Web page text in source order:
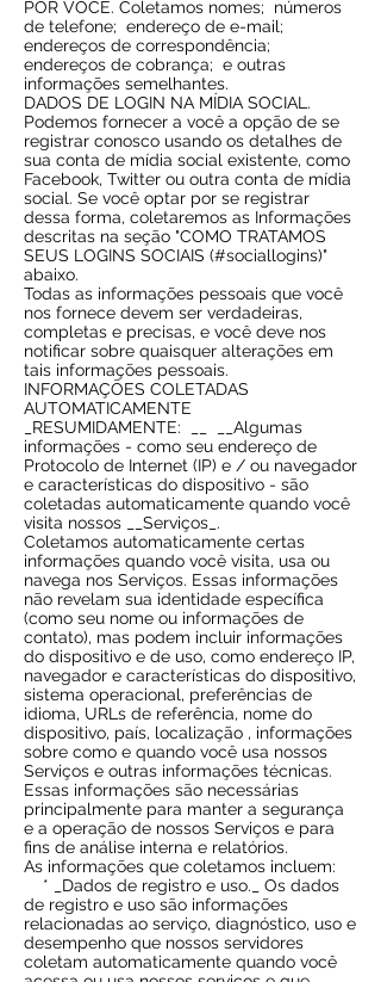
POR VOCÊ. Coletamos nomes;
números
de telefone; endereço de e-mail;
endereços de correspondência;
endereços de cobrança; e outras
informações semelhantes.
DADOS DE LOGIN NA MÍDIA SOCIAL.
Podemos fornecer a você a opção de se
registrar conosco usando os detalhes de
sua conta de mídia social existente, como
Facebook, Twitter ou outra conta de mídia
social. Se você optar por se registrar
dessa forma, coletaremos as Informações
descritas na seção "COMO TRATAMOS
SEUS LOGINS SOCIAIS (#sociallogins)"
abaixo.
Todas as informações pessoais que você
nos fornece devem ser verdadeiras,
completas e precisas, e você deve nos
notificar sobre quaisquer alterações em
tais informações pessoais.
INFORMAÇÕES COLETADAS
AUTOMATICAMENTE
_RESUMIDAMENTE:
__Algumas
informações - como seu endereço de
Protocolo de Internet (IP) e / ou navegador
e características do dispositivo - são
coletadas automaticamente quando você
visita nossos __Serviços_.
Coletamos automaticamente certas
informações quando você visita, usa ou
navega nos Serviços. Essas informações
não revelam sua identidade específica
(como seu nome ou informações de
contato), mas podem incluir informações
do dispositivo e de uso, como endereço IP,
navegador e características do dispositivo,
sistema operacional, preferências de
idioma, URLs de referência, nome do
dispositivo, país, localização , informações
sobre como e quando você usa nossos
Serviços e outras informações técnicas.
Essas informações são necessárias
principalmente para manter a segurança
e a operação de nossos Serviços e para
fins de análise interna e relatórios.
As informações que coletamos incluem:
* _Dados de registro e uso._ Os dados
de registro e uso são informações
relacionadas ao serviço, diagnóstico, uso e
desempenho que nossos servidores
coletam automaticamente quando você